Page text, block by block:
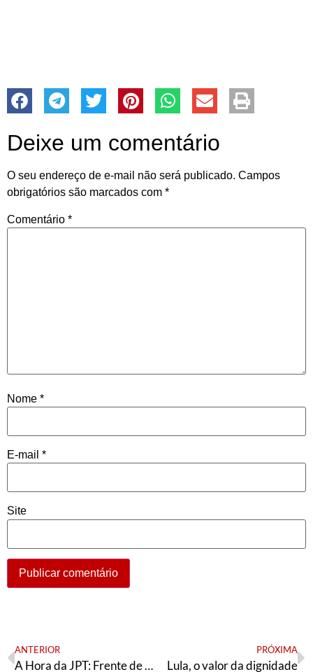
Deixe um comentário
O seu endereço de e-mail não será publicado. Campos
obrigatórios são marcados com *
Comentário *
Nome *
E-mail *
Site
ANTERIOR
A Hora da JPT: Frente de massas pelo PT; Frente de Massas pelo Brasil
PRÓXIMA
Lula, o valor da dignidade